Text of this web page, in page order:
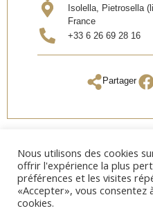
Isolella, Pietrosella
France
+33 6 26 69 28 16
Partager
Nous utilisons des cookies
offrir l'expérience la plus
préférences et les visites
«Accepter», vous consentez
cookies.